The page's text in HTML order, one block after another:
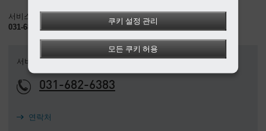
서비스 번호:
031-682-6383
서비스 번호
031-682-6383
연락처
쿠키 설정 관리
모든 쿠키 허용